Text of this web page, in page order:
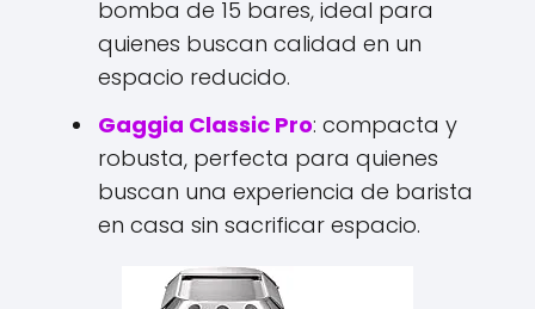
bomba de 15 bares, ideal para
quienes buscan calidad en un
espacio reducido.
Gaggia Classic Pro: compacta y
robusta, perfecta para quienes
buscan una experiencia de barista
en casa sin sacrificar espacio.